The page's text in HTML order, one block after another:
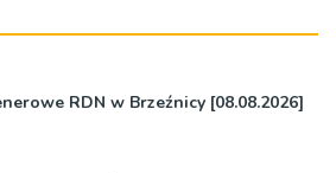
RDN w Brzeźnicy [08.08.2026]